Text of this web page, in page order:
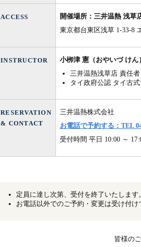
ACCESS
開催場所：三井温熱 浅草
東京都台東区浅草 1-33-8
INSTRUCTOR
小栁津 憲（おやいづ けん
三井温熱浅草店 責任者
タイ政府公認 タイ古
RESERVATION
& CONTACT
三井温熱株式会社
お電話で予約する：TEL
受付時間 平日 10:00 ～
定員に達し次第、受付を終了いたします
お電話以外でのご予約・変更は受け付け
皆様の